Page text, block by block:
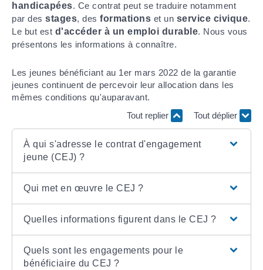
handicapées. Ce contrat peut se traduire notamment
par des stages, des formations et un service civique.
Le but est d'accéder à un emploi durable. Nous vous
présentons les informations à connaître.
Les jeunes bénéficiant au 1er mars 2022 de la garantie
jeunes continuent de percevoir leur allocation dans les
mêmes conditions qu'auparavant.
Tout replier
Tout déplier
À qui s'adresse le contrat d'engagement
jeune (CEJ) ?
Qui met en œuvre le CEJ ?
Quelles informations figurent dans le CEJ ?
Quels sont les engagements pour le
bénéficiaire du CEJ ?